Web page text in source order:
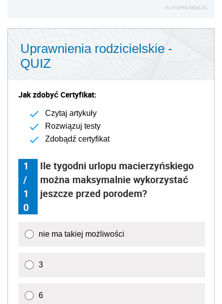
AUTOPROMOCJA
Uprawnienia rodzicielskie -
QUIZ
Jak zdobyć Certyfikat:
Czytaj artykuły
Rozwiązuj testy
Zdobądź certyfikat
1
/
1
0
Ile tygodni urlopu macierzyńskiego
można maksymalnie wykorzystać
jeszcze przed porodem?
nie ma takiej możliwości
3
6